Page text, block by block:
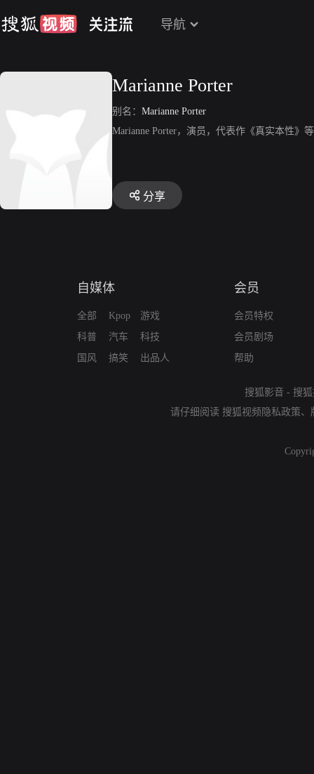
导航
Marianne Porter
别名： Marianne Porter
Marianne Porter，演员，代表作《真实本性》
分享
自媒体
全部
科普
国风
Kpop
汽车
搞笑
游戏
科技
出品人
会员
会员特权
会员剧场
帮助
搜狐影音 - 搜
请仔细阅读 搜狐视频隐私政策、